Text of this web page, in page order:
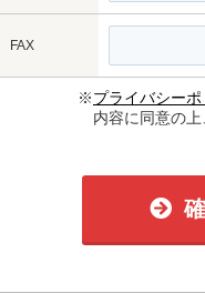
FAX
※プライバシーポ
内容に同意の上